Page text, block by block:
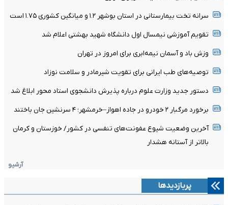
سرانه تخت بیمارستانی در استان بوشهر ۱.۲ و میانگین کشوری ۱.۷۵ است
تقویم آموزشی نیمسال اول دانشگاه شهید بهشتی اعلام شد
وزش باد و آسمان نیمه‌ابری برای امروز در تهران
توصیه‌های طب ایرانی برای تقویت شیرمادر و سلامت نوزاد
دستور جدید وزارت علوم درباره پذیرش دانشجوی استاد محور ابلاغ شد
برخورد مرگبار ۲ خودرو در جاده اهواز–خرمشهر؛ ۴ سرنشین جان باختند
آخرین وضعیت شیوع عفونت‌های تنفسی در کشور/ خوزستان و کرمان
بالاتر از آستانه هشدار
آرشیو
پربازدیدها